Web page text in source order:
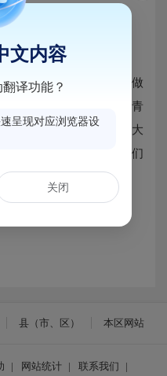
源构建社区服务平台，做
14日，“君山-闽投”社区青
活动”,亲子共同参与5米大
与情感交流，培养孩子们
县（市、区） 本区网站
| 网站统计 | 联系我们 |
文内容
译功能？
呈现对应浏览器设
关闭